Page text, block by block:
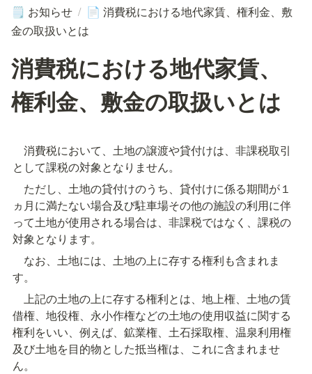
🗒️ お知らせ / 📄 消費税における地代家賃、権利金、敷
金の取扱いとは
消費税における地代家賃、
権利金、敷金の取扱いとは
消費税において、土地の譲渡や貸付けは、非課税取引
として課税の対象となりません。
ただし、土地の貸付けのうち、貸付けに係る期間が１
ヵ月に満たない場合及び駐車場その他の施設の利用に伴
って土地が使用される場合は、非課税ではなく、課税の
対象となります。
なお、土地には、土地の上に存する権利も含まれま
す。
上記の土地の上に存する権利とは、地上権、土地の賃
借権、地役権、永小作権などの土地の使用収益に関する
権利をいい、例えば、鉱業権、土石採取権、温泉利用権
及び土地を目的物とした抵当権は、これに含まれませ
ん。